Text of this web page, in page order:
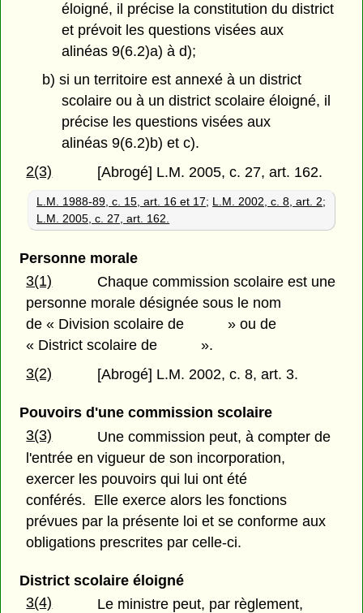
éloigné, il précise la constitution du district
et prévoit les questions visées aux
alinéas 9(6.2)a) à d);
b) si un territoire est annexé à un district
scolaire ou à un district scolaire éloigné, il
précise les questions visées aux
alinéas 9(6.2)b) et c).
2(3)
[Abrogé] L.M. 2005, c. 27, art. 162.
L.M. 1988-89, c. 15, art. 16 et 17; L.M. 2002, c. 8, art. 2;
L.M. 2005, c. 27, art. 162.
Personne morale
3(1)
Chaque commission scolaire est une
personne morale désignée sous le nom
de « Division scolaire de » ou de
« District scolaire de ».
3(2)
[Abrogé] L.M. 2002, c. 8, art. 3.
Pouvoirs d'une commission scolaire
3(3)
Une commission peut, à compter de
l'entrée en vigueur de son incorporation,
exercer les pouvoirs qui lui ont été
conférés. Elle exerce alors les fonctions
prévues par la présente loi et se conforme aux
obligations prescrites par celle-ci.
District scolaire éloigné
3(4)
Le ministre peut, par règlement,